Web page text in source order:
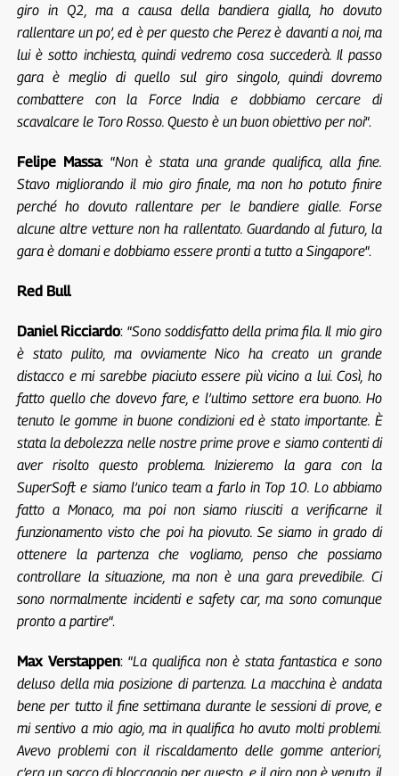
giro in Q2, ma a causa della bandiera gialla, ho dovuto
rallentare un po’, ed è per questo che Perez è davanti a noi, ma
lui è sotto inchiesta, quindi vedremo cosa succederà. Il passo
gara è meglio di quello sul giro singolo, quindi dovremo
combattere con la Force India e dobbiamo cercare di
scavalcare le Toro Rosso. Questo è un buon obiettivo per noi“.
Felipe Massa: “Non è stata una grande qualifica, alla fine.
Stavo migliorando il mio giro finale, ma non ho potuto finire
perché ho dovuto rallentare per le bandiere gialle. Forse
alcune altre vetture non ha rallentato. Guardando al futuro, la
gara è domani e dobbiamo essere pronti a tutto a Singapore“.
Red Bull
Daniel Ricciardo: “Sono soddisfatto della prima fila. Il mio giro
è stato pulito, ma ovviamente Nico ha creato un grande
distacco e mi sarebbe piaciuto essere più vicino a lui. Così, ho
fatto quello che dovevo fare, e l’ultimo settore era buono. Ho
tenuto le gomme in buone condizioni ed è stato importante. È
stata la debolezza nelle nostre prime prove e siamo contenti di
aver risolto questo problema. Inizieremo la gara con la
SuperSoft e siamo l’unico team a farlo in Top 10. Lo abbiamo
fatto a Monaco, ma poi non siamo riusciti a verificarne il
funzionamento visto che poi ha piovuto. Se siamo in grado di
ottenere la partenza che vogliamo, penso che possiamo
controllare la situazione, ma non è una gara prevedibile. Ci
sono normalmente incidenti e safety car, ma sono comunque
pronto a partire“.
Max Verstappen: “La qualifica non è stata fantastica e sono
deluso della mia posizione di partenza. La macchina è andata
bene per tutto il fine settimana durante le sessioni di prove, e
mi sentivo a mio agio, ma in qualifica ho avuto molti problemi.
Avevo problemi con il riscaldamento delle gomme anteriori,